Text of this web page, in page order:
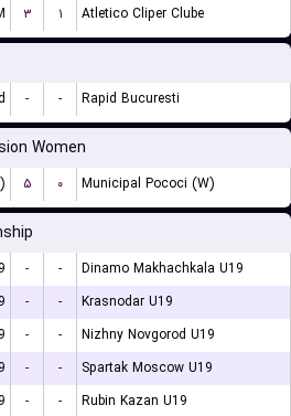
۳ ۱ Atletico Cliper Clube
- - Rapid Bucuresti
Women
۵ ۰ Municipal Pococi (W)
- -
Dinamo Makhachkala U19
- -
Krasnodar U19
- -
Nizhny Novgorod U19
- -
Spartak Moscow U19
- - Rubin Kazan U19